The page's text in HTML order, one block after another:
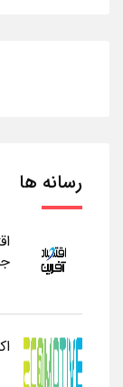
رسانه ها